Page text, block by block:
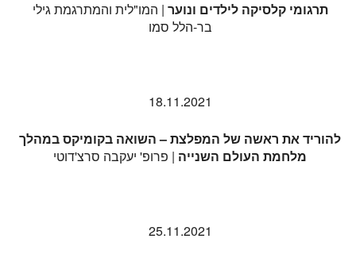
תרגומי קלסיקה לילדים ונוער| המו"לית והמתרגמת גילי
בר-הלל סמו
18.11.2021
להוריד את ראשה של המפלצת – השואה בקומיקס במהלך
מלחמת העולם השנייה| פרופ' יעקבה סרצ'דוטי
25.11.2021